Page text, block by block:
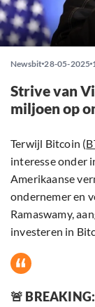
Newsbit 28-05-2025
Strive van
miljoen op
Terwijl Bitcoin (
interesse onder
Amerikaanse
ondernemer en
Ramaswamy,
investeren in
🚨